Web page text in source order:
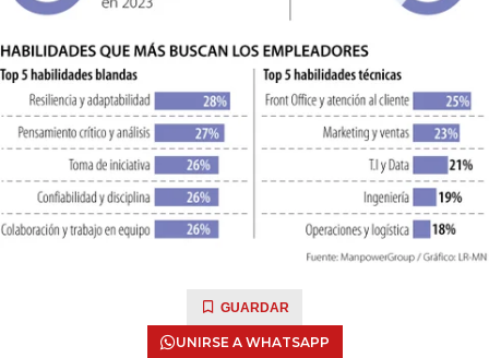
GUARDAR
UNIRSE A WHATSAPP